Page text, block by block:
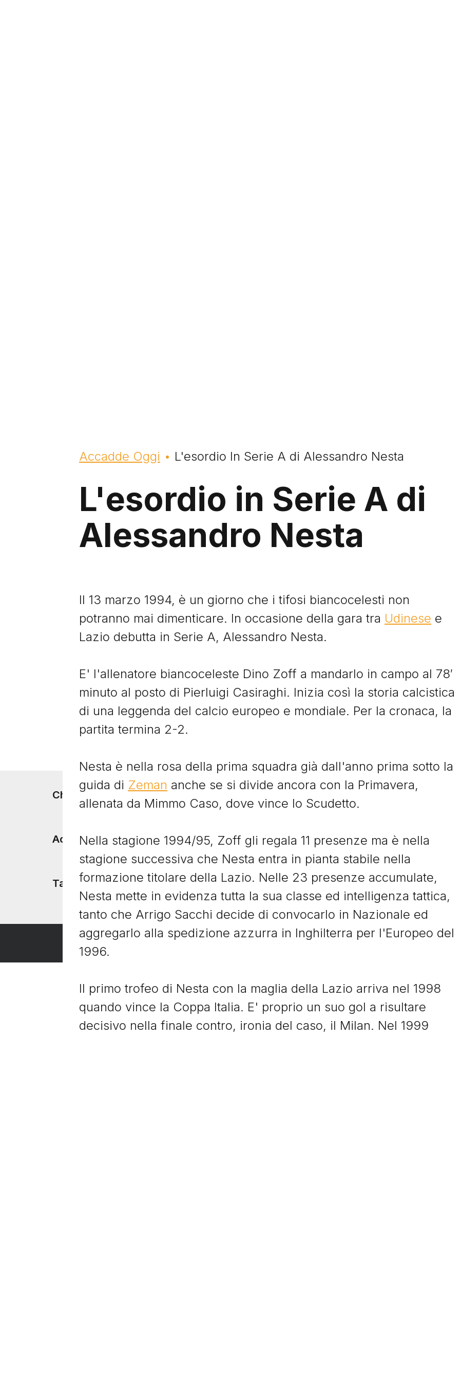
Briciole di pane
Accadde Oggi L'esordio In Serie A di Alessandro Nesta
L'esordio in Serie A di
Alessandro Nesta
Il 13 marzo 1994, è un giorno che i tifosi biancocelesti non
potranno mai dimenticare. In occasione della gara tra Udinese e
Lazio debutta in Serie A, Alessandro Nesta.
E' l'allenatore biancoceleste Dino Zoff a mandarlo in campo al 78′
minuto al posto di Pierluigi Casiraghi. Inizia così la storia calcistica
di una leggenda del calcio europeo e mondiale. Per la cronaca, la
partita termina 2-2.
Nesta è nella rosa della prima squadra già dall'anno prima sotto la
guida di Zeman anche se si divide ancora con la Primavera,
allenata da Mimmo Caso, dove vince lo Scudetto.
Nella stagione 1994/95, Zoff gli regala 11 presenze ma è nella
stagione successiva che Nesta entra in pianta stabile nella
formazione titolare della Lazio. Nelle 23 presenze accumulate,
Nesta mette in evidenza tutta la sua classe ed intelligenza tattica,
tanto che Arrigo Sacchi decide di convocarlo in Nazionale ed
aggregarlo alla spedizione azzurra in Inghilterra per l'Europeo del
1996.
Il primo trofeo di Nesta con la maglia della Lazio arriva nel 1998
quando vince la Coppa Italia. E' proprio un suo gol a risultare
decisivo nella finale contro, ironia del caso, il Milan. Nel 1999
Footer menu
Chi siamo
Accadde Oggi I Signori del Sabato
Tacchetti TV
© Tacchettidiprovincia.it - 2026 - Tutti diritti riservati